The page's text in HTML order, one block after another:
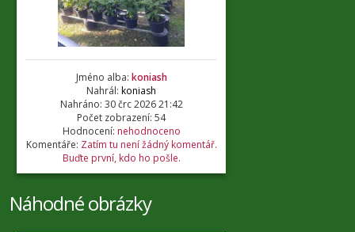
Jméno alba: koniash
Nahrál: koniash
Nahráno: 30 črc 2026 21:42
Počet zobrazení: 54
Hodnocení: nehodnoceno
Komentáře: Zatím tu není žádný komentář.
Buďte první, kdo ho pošle.
Náhodné obrázky